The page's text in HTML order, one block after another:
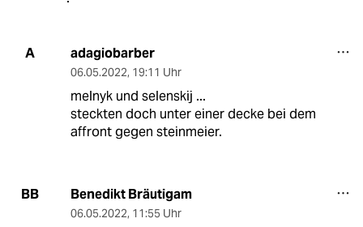
A adagiobarber
06.05.2022, 19:11 Uhr
melnyk und selenskij ...
steckten doch unter einer decke bei dem
affront gegen steinmeier.
BB Benedikt Bräutigam
06.05.2022, 11:55 Uhr